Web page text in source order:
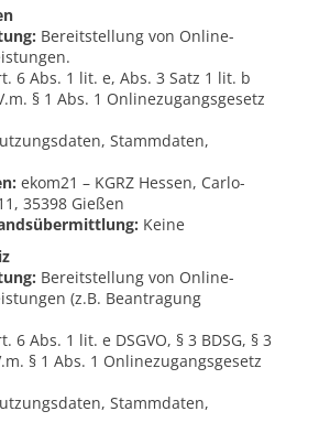
Bereitstellung von Online-
6 Abs. 1 lit. e, Abs. 3 Satz 1 lit. b
§ 1 Abs. 1 Onlinezugangsgesetz
Stammdaten,
ekom21 – KGRZ Hessen, Carlo-
35398 Gießen
Keine
Bereitstellung von Online-
(z.B. Beantragung
6 Abs. 1 lit. e DSGVO, § 3 BDSG, § 3
§ 1 Abs. 1 Onlinezugangsgesetz
Stammdaten,